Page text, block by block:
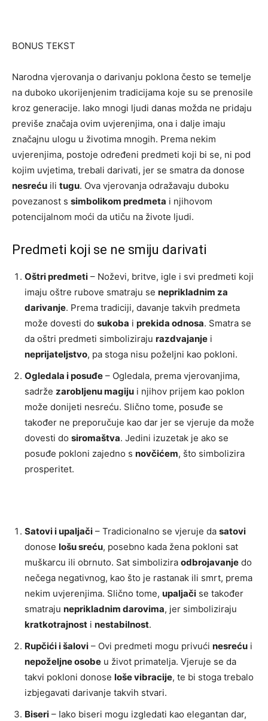
BONUS TEKST
Narodna vjerovanja o darivanju poklona često se temelje
na duboko ukorijenjenim tradicijama koje su se prenosile
kroz generacije. Iako mnogi ljudi danas možda ne pridaju
previše značaja ovim uvjerenjima, ona i dalje imaju
značajnu ulogu u životima mnogih. Prema nekim
uvjerenjima, postoje određeni predmeti koji bi se, ni pod
kojim uvjetima, trebali darivati, jer se smatra da donose
nesreću ili tugu. Ova vjerovanja odražavaju duboku
povezanost s simbolikom predmeta i njihovom
potencijalnom moći da utiču na živote ljudi.
Predmeti koji se ne smiju darivati
Oštri predmeti – Noževi, britve, igle i svi predmeti koji
imaju oštre rubove smatraju se neprikladnim za
darivanje. Prema tradiciji, davanje takvih predmeta
može dovesti do sukoba i prekida odnosa. Smatra se
da oštri predmeti simboliziraju razdvajanje i
neprijateljstvo, pa stoga nisu poželjni kao pokloni.
Ogledala i posuđe – Ogledala, prema vjerovanjima,
sadrže zarobljenu magiju i njihov prijem kao poklon
može donijeti nesreću. Slično tome, posuđe se
također ne preporučuje kao dar jer se vjeruje da može
dovesti do siromaštva. Jedini izuzetak je ako se
posuđe pokloni zajedno s novčićem, što simbolizira
prosperitet.
Satovi i upaljači – Tradicionalno se vjeruje da satovi
donose lošu sreću, posebno kada žena pokloni sat
muškarcu ili obrnuto. Sat simbolizira odbrojavanje do
nečega negativnog, kao što je rastanak ili smrt, prema
nekim uvjerenjima. Slično tome, upaljači se također
smatraju neprikladnim darovima, jer simboliziraju
kratkotrajnost i nestabilnost.
Rupčići i šalovi – Ovi predmeti mogu privući nesreću i
nepoželjne osobe u život primatelja. Vjeruje se da
takvi pokloni donose loše vibracije, te bi stoga trebalo
izbjegavati darivanje takvih stvari.
Biseri – Iako biseri mogu izgledati kao elegantan dar,